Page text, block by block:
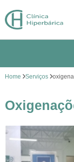
Home Serviços